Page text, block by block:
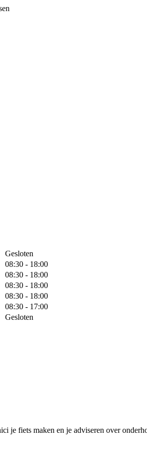
Gesloten
08:30 - 18:00
08:30 - 18:00
08:30 - 18:00
08:30 - 18:00
08:30 - 17:00
Gesloten
je fiets maken en je adviseren over